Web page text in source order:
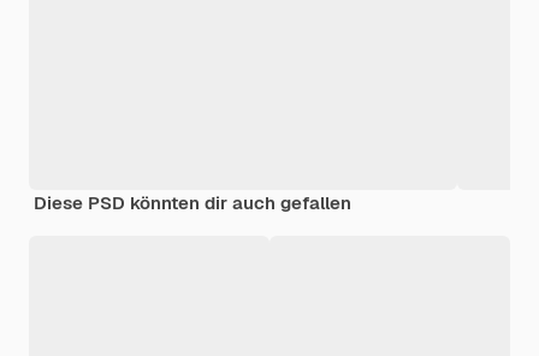
Diese PSD könnten dir auch gefallen